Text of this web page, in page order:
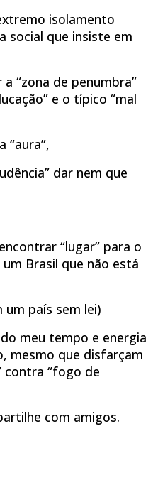
isolamento
social que insiste em
“zona de penumbra”
e o típico “mal
“aura”,
dar nem que
“lugar” para o
Brasil que não está
país sem lei)
meu tempo e energia
mesmo que disfarçam
contra “fogo de
com amigos.